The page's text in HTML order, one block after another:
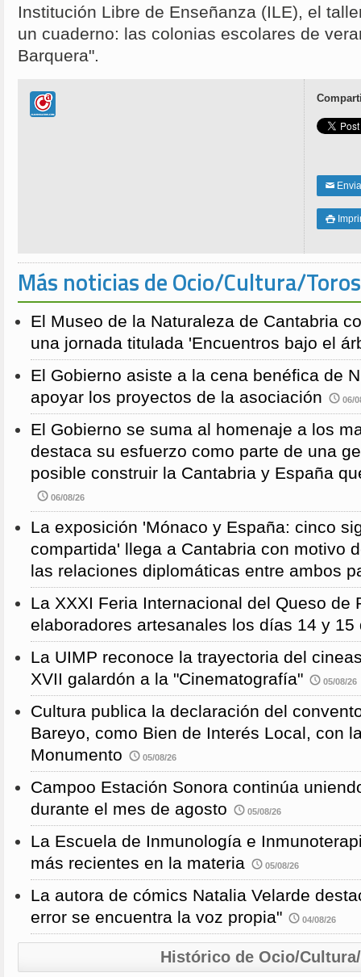
Institución Libre de Enseñanza (ILE), el
un cuaderno: las colonias escolares de
Barquera".
✉

Más noticias de Ocio/Cultura/Toros
El Museo de la Naturaleza de Cantabria
una jornada titulada 'Encuentros bajo el
El Gobierno asiste a la cena benéfica de
apoyar los proyectos de la asociación
06/
El Gobierno se suma al homenaje a los
destaca su esfuerzo como parte de una
posible construir la Cantabria y España
06/08/26
La exposición 'Mónaco y España: cinco
compartida' llega a Cantabria con motivo
las relaciones diplomáticas entre ambos
La XXXI Feria Internacional del Queso de
elaboradores artesanales los días 14 y 15
La UIMP reconoce la trayectoria del
XVII galardón a la "Cinematografía"
05/08/26
Cultura publica la declaración del
Bareyo, como Bien de Interés Local, con
Monumento
05/08/26
Campoo Estación Sonora continúa
durante el mes de agosto
05/08/26
La Escuela de Inmunología e
más recientes en la materia
05/08/26
La autora de cómics Natalia Velarde
error se encuentra la voz propia"
04/08/26
Histórico de Ocio/